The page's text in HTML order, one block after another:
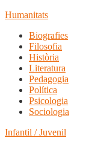
Humanitats
Biografies
Filosofia
Història
Literatura
Pedagogia
Política
Psicologia
Sociologia
Infantil / Juvenil